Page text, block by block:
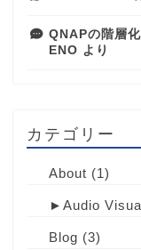
QNAPの階層
ENO より
カテゴリー
About (1)
► Audio
Blog (3)